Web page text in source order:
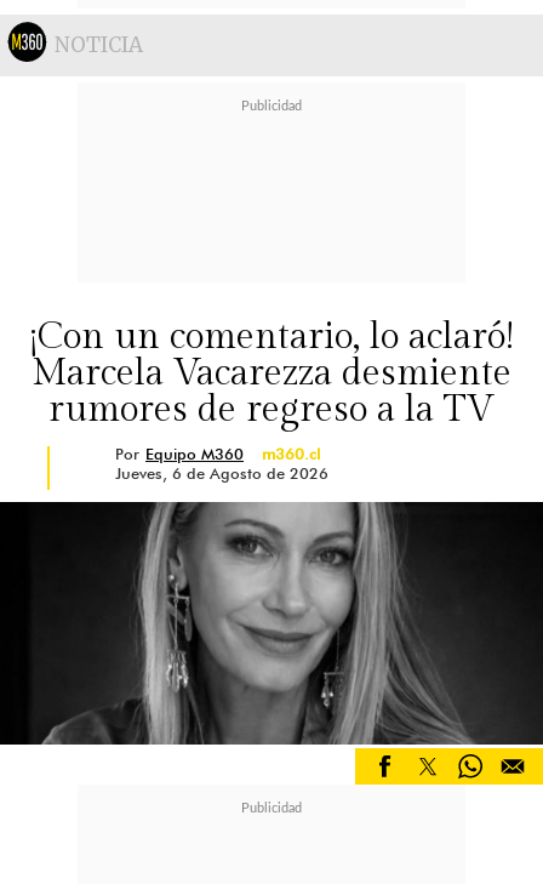
NOTICIA
¡Con un comentario, lo aclaró!
Marcela Vacarezza desmiente
rumores de regreso a la TV
Por Equipo M360
m360.cl
Jueves, 6 de Agosto de 2026